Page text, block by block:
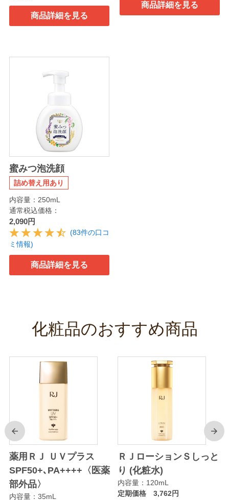
商品詳細を見る
商品詳細を見る
蜜みつ泡洗顔
詰め替え用あり
内容量：250mL
通常税込価格：
2,090円
(83件の口コ
ミ情報)
商品詳細を見る
化粧品のおすすめ商品
前
薬用ＲＪ ＵＶプラス
SPF50+､PA++++〈医薬
部外品〉
内容量：35mL
ＲＪローションＳしっと
り (化粧水)
内容量：120mL
定期価格 3,762円
次